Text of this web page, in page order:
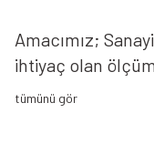
Amacımız;
ihtiyaç olan
sizlere